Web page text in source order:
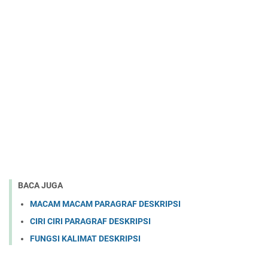
BACA JUGA
MACAM MACAM PARAGRAF DESKRIPSI
CIRI CIRI PARAGRAF DESKRIPSI
FUNGSI KALIMAT DESKRIPSI